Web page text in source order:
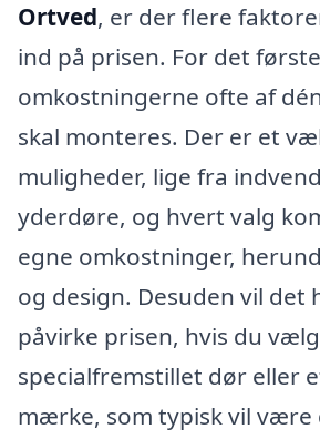
Ortved, er der flere
ind på prisen. For det
omkostningerne ofte af
skal monteres. Der er et
muligheder, lige fra
yderdøre, og hvert valg
egne omkostninger,
og design. Desuden vil det
påvirke prisen, hvis du
specialfremstillet dør eller
mærke, som typisk vil være